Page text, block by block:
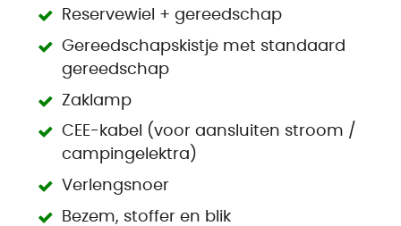
Reservewiel + gereedschap
Gereedschapskistje met standaard
gereedschap
Zaklamp
CEE-kabel (voor aansluiten stroom /
campingelektra)
Verlengsnoer
Bezem, stoffer en blik